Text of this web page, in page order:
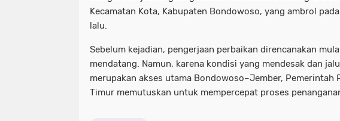
Kecamatan Kota, Kabupaten Bondowoso, yang ambrol
lalu.
Sebelum kejadian, pengerjaan perbaikan direncanakan
mendatang. Namun, karena kondisi yang mendesak dan
merupakan akses utama Bondowoso–Jember, Pemerintah
Timur memutuskan untuk mempercepat proses